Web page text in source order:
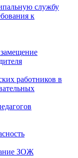
службу
к
работников в
ЗОЖ